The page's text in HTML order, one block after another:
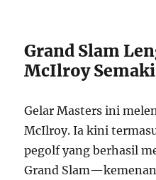
Grand Slam
McIlroy
Gelar Masters ini
McIlroy. Ia kini
pegolf yang berhasil
Grand